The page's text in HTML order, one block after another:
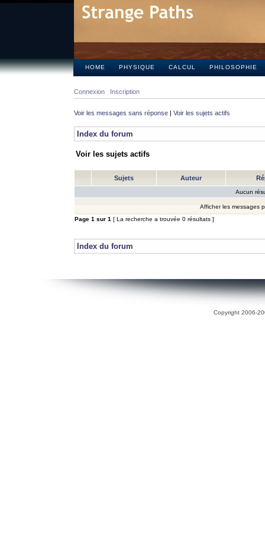
HOME PHYSIQUE CALCUL PHILOSOPHIE
Connexion Inscription
Voir les messages sans réponse | Voir les sujets actifs
Index du forum
Voir les sujets actifs
Sujets Auteur
Aucun
Afficher les messages
Page 1 sur 1 [ La recherche a trouvée 0 résultats ]
Index du forum
Copyright 2006-